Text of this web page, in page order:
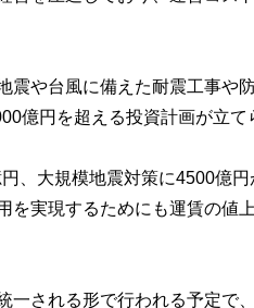
や台風に備えた耐震工事や
億円を超える投資計画が立て
、大規模地震対策に4500億
実現するためにも運賃の値
される形で行われる予定で